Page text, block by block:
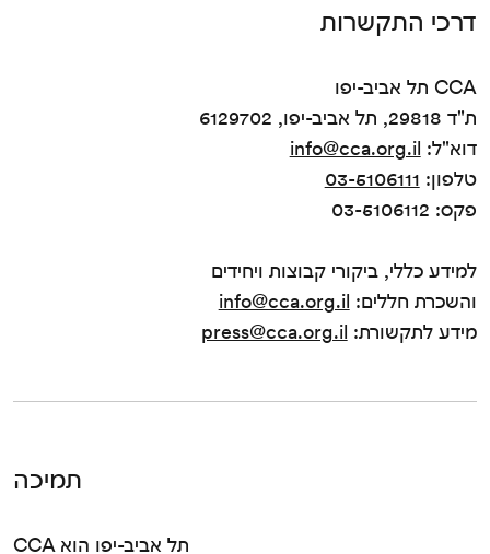
דרכי התקשרות
CCA תל אביב-יפו
ת"ד 29818, תל אביב-יפו, 6129702
דוא"ל: info@cca.org.il
טלפון: 03-5106111
פקס: 03-5106112
למידע כללי, ביקורי קבוצות ויחידים
והשכרת חללים: info@cca.org.il
מידע לתקשורת: press@cca.org.il
תמיכה
CCA תל אביב-יפו הוא